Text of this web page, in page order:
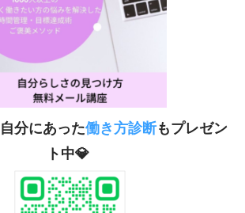
分にあった働き方診断もプレゼン
ト中💎